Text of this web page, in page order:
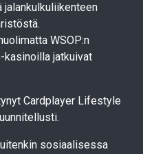
WSOP:n
kasinoilla jatkuivat
Cardplayer Lifestyle
sosiaalisessa